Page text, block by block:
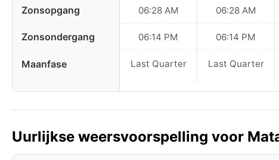
Zonsopgang
Zonsondergang
Maanfase
06:28 AM
06:14 PM
Last Quarter
06:28 AM
06:14 PM
Last Quarter
Uurlijkse weersvoorspelling voor